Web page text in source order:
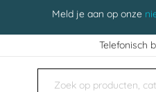
Meld je aan op onze
Telefonisch